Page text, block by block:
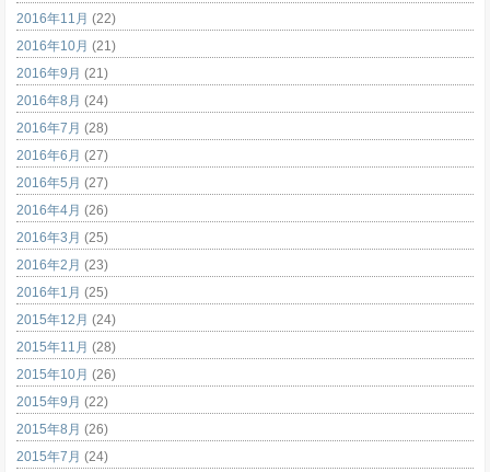
2016年11月 (22)
2016年10月 (21)
2016年9月 (21)
2016年8月 (24)
2016年7月 (28)
2016年6月 (27)
2016年5月 (27)
2016年4月 (26)
2016年3月 (25)
2016年2月 (23)
2016年1月 (25)
2015年12月 (24)
2015年11月 (28)
2015年10月 (26)
2015年9月 (22)
2015年8月 (26)
2015年7月 (24)